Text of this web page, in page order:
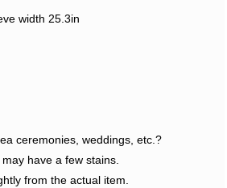
width 25.3in
ceremonies, weddings, etc.?
have a few stains.
from the actual item.